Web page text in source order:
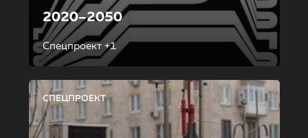
2020–2050
Спецпроект +1
СПЕЦПРОЕКТ